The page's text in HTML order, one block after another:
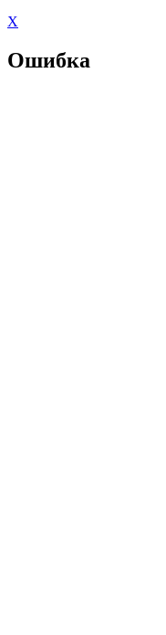
X
Ошибка